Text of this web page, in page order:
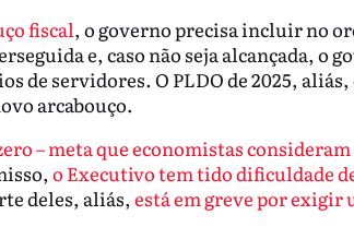
fiscal, o governo precisa incluir no
e, caso não seja alcançada, o
de servidores. O PLDO de 2025,
arcabouço.
– meta que economistas
o Executivo tem tido dificuldade
deles, aliás,está em greve por exigir